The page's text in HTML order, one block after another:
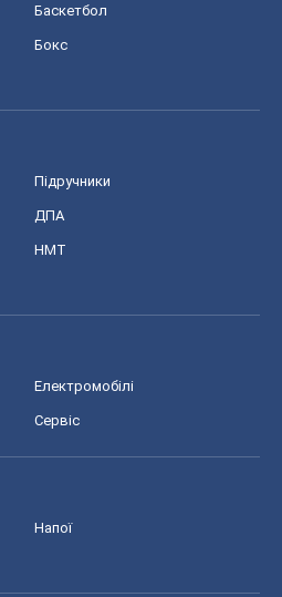
Баскетбол
Бокс
Підручники
ДПА
НМТ
Електромобілі
Сервіс
Напої